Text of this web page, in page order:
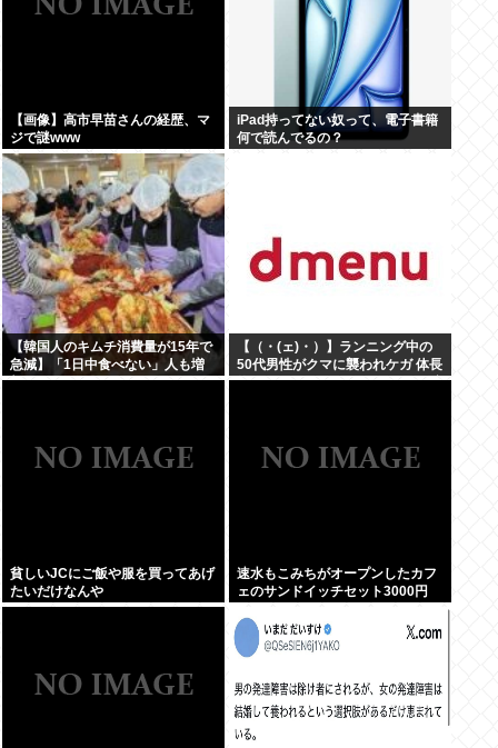
【画像】高市早苗さんの経歴、マ
ジで謎www
iPad持ってない奴って、電子書籍
何で読んでるの？
【韓国人のキムチ消費量が15年で
急減】「1日中食べない」人も増
加
【（・(ェ)・）】ランニング中の
50代男性がクマに襲われケガ 体長
約1.3メートルのツキノワグマに腕
貧しいJCにご飯や服を買ってあげ
たいだけなんや
速水もこみちがオープンしたカフ
ェのサンドイッチセット3000円